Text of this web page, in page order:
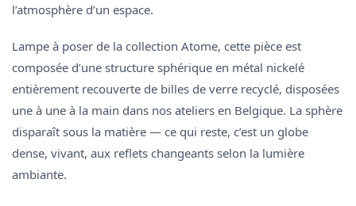
l’atmosphère d’un espace.
Lampe à poser de la collection Atome, cette pièce est
composée d’une structure sphérique en métal nickelé
entièrement recouverte de billes de verre recyclé, disposées
une à une à la main dans nos ateliers en Belgique. La sphère
disparaît sous la matière — ce qui reste, c’est un globe
dense, vivant, aux reflets changeants selon la lumière
ambiante.